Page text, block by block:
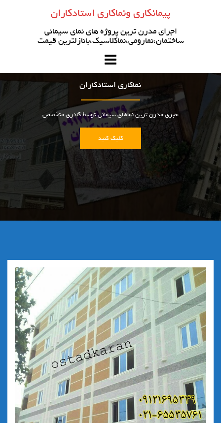
پیمانکاری ونماکاری استادکاران
اجرای مدرن ترین پروژه های نمای سیمانی
ساختمان،نمارومی،نماکلاسیک،بانازلترین قیمت
نماکاری استادکاران
مجری مدرن ترین نماهای سیمانی توسط کادری متخصص
کلیک کنید